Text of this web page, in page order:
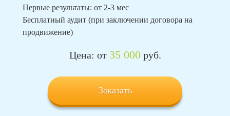
Первые результаты: от 2-3 мес
Бесплатный аудит (при заключении договора на
продвижение)
Цена: от 35 000руб.
Заказать